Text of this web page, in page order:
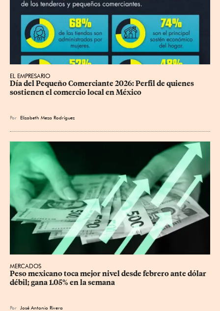
EL EMPRESARIO
Día del Pequeño Comerciante 2026: Perfil de quienes
sostienen el comercio local en México
Por Elizabeth Meza Rodríguez
MERCADOS
Peso mexicano toca mejor nivel desde febrero ante dólar
débil; gana 1.05% en la semana
Por José Antonio Rivera